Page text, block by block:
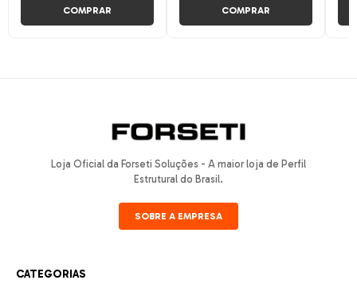
COMPRAR COMPRAR
Loja Oficial da Forseti Soluções - A maior loja de Perfil
Estrutural do Brasil.
SOBRE A EMPRESA
CATEGORIAS